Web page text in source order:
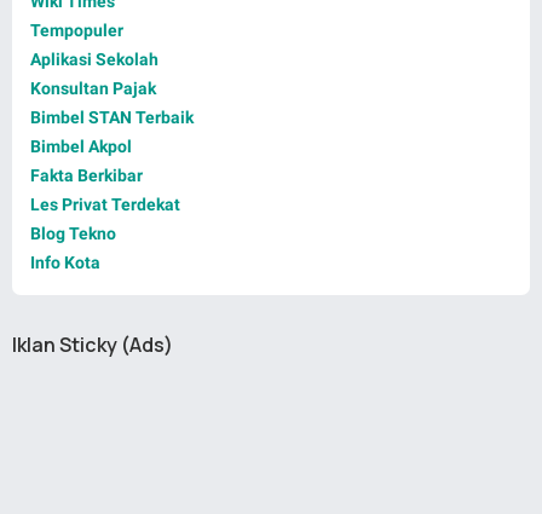
Tempopuler
Aplikasi Sekolah
Konsultan Pajak
Bimbel STAN Terbaik
Bimbel Akpol
Fakta Berkibar
Les Privat Terdekat
Blog Tekno
Info Kota
Iklan Sticky (Ads)